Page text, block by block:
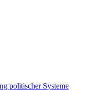
politischer Systeme